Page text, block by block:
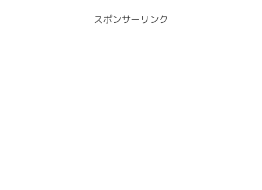
スポンサーリンク